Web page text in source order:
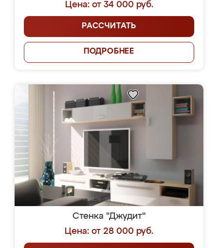
Цена: от 34 000 руб.
РАССЧИТАТЬ
ПОДРОБНЕЕ
Стенка "Джудит"
Цена: от 28 000 руб.